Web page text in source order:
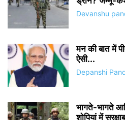
Devanshu
मन की बात में
ऐसी...
Depanshi
भागते-भागते
शोपियां में